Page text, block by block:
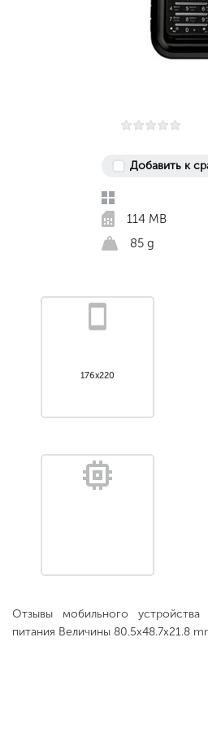
Добавить к
114 MB
85 g
176х220
Отзывы мобильного
питания Величины 80.5x48.7x21.8